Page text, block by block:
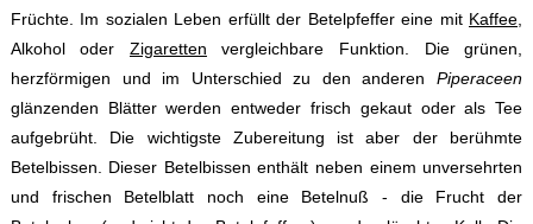
Früchte. Im sozialen Leben erfüllt der Betelpfeffer eine mit Kaffee
Alkohol oder Zigaretten vergleichbare Funktion. Die grünen,
herzförmigen und im Unterschied zu den anderenPiperaceen
glänzenden Blätter werden entweder frisch gekaut oder als Tee
aufgebrüht. Die wichtigste Zubereitung ist aber der berühmte
Betelbissen. Dieser Betelbissen enthält neben einem unversehrten
und frischen Betelblatt noch eine Betelnuß - die Frucht der